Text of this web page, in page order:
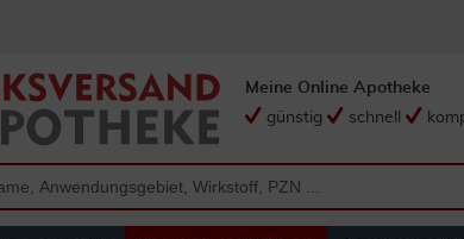
Meine Online Apotheke
günstig
schnell